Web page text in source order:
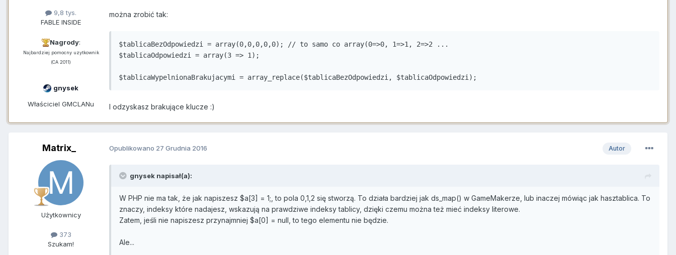
9,8 tys.
FABLE INSIDE
Nagrody:
Najbardziej pomocny uzytkownik
(CA 2011)
gnysek
Właściciel GMCLANu
można zrobić tak:
$tablicaBezOdpowiedzi = array(0,0,0,0,0); // to samo co array(0=>0, 1=>1, 2=>2 ...
$tablicaOdpowiedzi = array(3 => 1);
$tablicaWypelnionaBrakujacymi = array_replace($tablicaBezOdpowiedzi, $tablicaOdpowiedzi);
I odzyskasz brakujące klucze :)
Matrix_
Użytkownicy
373
Szukam!
Autor
Opublikowano 27 Grudnia 2016
gnysek napisał(a):
W PHP nie ma tak, że jak napiszesz $a[3] = 1;, to pola 0,1,2 się stworzą. To działa bardziej jak ds_map() w GameMakerze, lub inaczej mówiąc jak hasztablica. To
znaczy, indeksy które nadajesz, wskazują na prawdziwe indeksy tablicy, dzięki czemu można też mieć indeksy literowe.
Zatem, jeśli nie napiszesz przynajmniej $a[0] = null, to tego elementu nie będzie.
Ale...